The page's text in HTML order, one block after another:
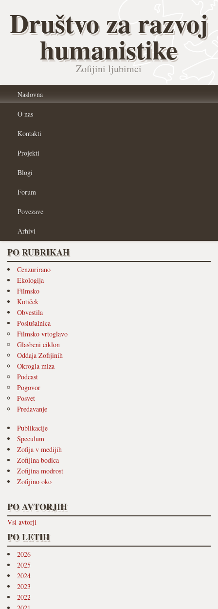
Društvo za razvoj
humanistike
Zofijini ljubimci
Naslovna
O nas
Kontakti
Projekti
Blogi
Forum
Povezave
Arhivi
PO RUBRIKAH
Cenzurirano
Ekologija
Filmsko
Kotiček
Obvestila
Poslušalnica
Filmsko vrtoglavo
Glasbeni ciklon
Oddaja Zofijinih
Okrogla miza
Podcast
Pogovor
Posvet
Predavanje
Publikacije
Speculum
Zofija v medijih
Zofijina bodica
Zofijina modrost
Zofijino oko
PO AVTORJIH
Vsi avtorji
PO LETIH
2026
2025
2024
2023
2022